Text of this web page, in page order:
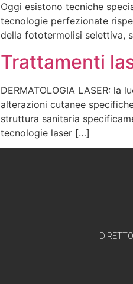
Oggi esistono tecniche
tecnologie perfezionate
della fototermolisi selettiva,
Trattamenti
DERMATOLOGIA LASER:
alterazioni cutanee
struttura sanitaria
tecnologie laser […]